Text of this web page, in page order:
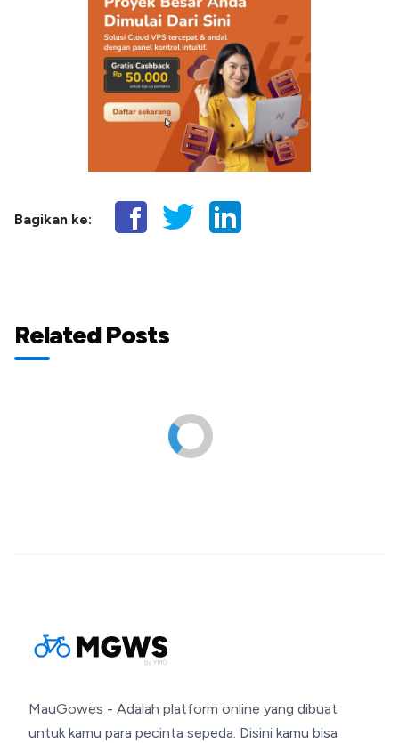
Bagikan ke:
Related Posts
MauGowes - Adalah platform online yang dibuat
untuk kamu para pecinta sepeda. Disini kamu bisa